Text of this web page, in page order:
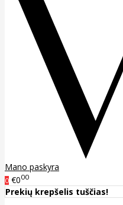
Mano paskyra
0 €000
Prekių krepšelis tuščias!